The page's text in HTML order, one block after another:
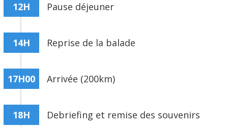
12H Pause déjeuner
14H Reprise de la balade
17H00 Arrivée (200km)
18H Debriefing et remise des souvenirs